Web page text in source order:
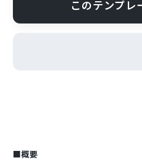
このテンプレ
■概要